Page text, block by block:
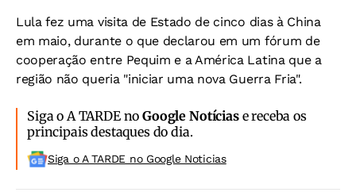
Lula fez uma visita de Estado de cinco dias à China
em maio, durante o que declarou em um fórum de
cooperação entre Pequim e a América Latina que a
região não queria "iniciar uma nova Guerra Fria".
Siga o A TARDE noGoogle Notíciase receba os
principais destaques do dia.
Siga o A TARDE no Google Noticias